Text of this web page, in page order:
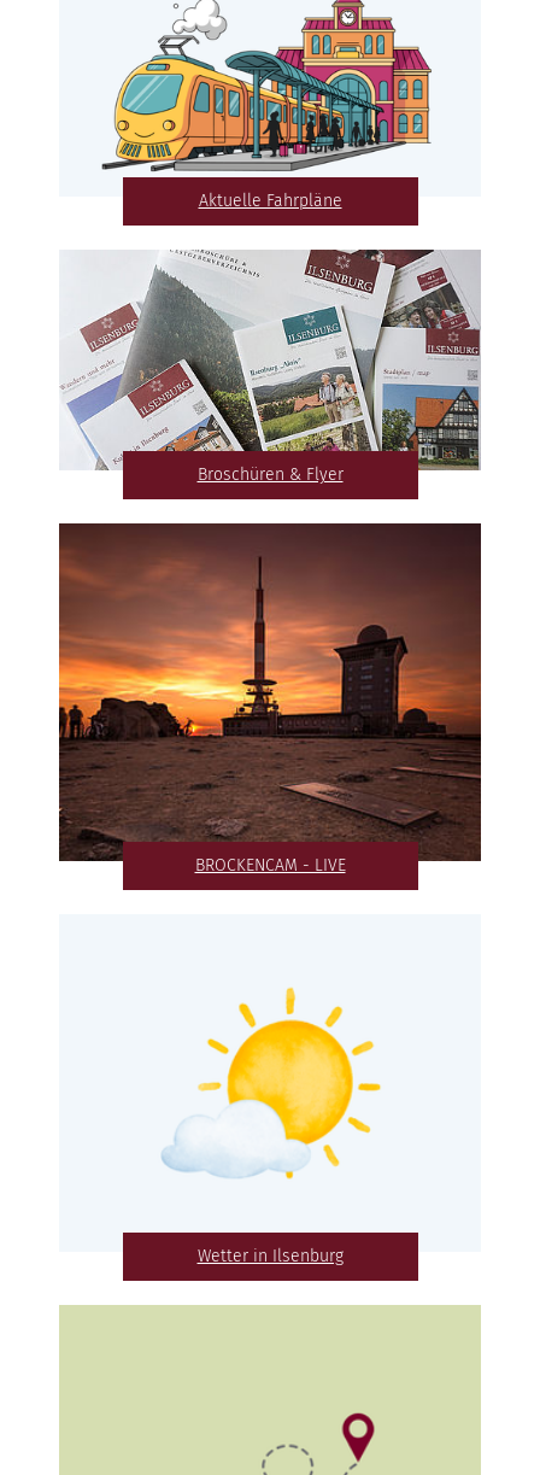
Aktuelle Fahrpläne
Broschüren & Flyer
BROCKENCAM - LIVE
Wetter in Ilsenburg